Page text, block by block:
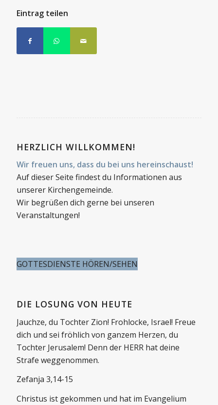
Eintrag teilen
HERZLICH WILLKOMMEN!
Wir freuen uns, dass du bei uns hereinschaust!
Auf dieser Seite findest du Informationen aus
unserer Kirchengemeinde.
Wir begrüßen dich gerne bei unseren
Veranstaltungen!
GOTTESDIENSTE HÖREN/SEHEN
DIE LOSUNG VON HEUTE
Jauchze, du Tochter Zion! Frohlocke, Israel! Freue
dich und sei fröhlich von ganzem Herzen, du
Tochter Jerusalem! Denn der HERR hat deine
Strafe weggenommen.
Zefanja 3,14-15
Christus ist gekommen und hat im Evangelium